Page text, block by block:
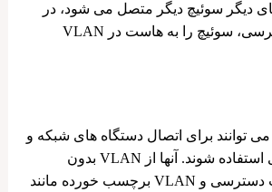
دیگر سوئیچ دیگر متصل می شود، در
حالی که پورت دسترسی، سوئیچ را به هاست در VLAN
توانند برای اتصال دستگاه های شبکه و
دستگاه های کاربری استفاده شوند. آنها از VLAN بدون
برچسب مانند پورت دسترسی و VLAN برچسب خورده مانند